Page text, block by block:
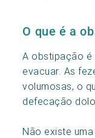
O que é a
A obstipação é
evacuar. As
volumosas, o
defecação
Não existe